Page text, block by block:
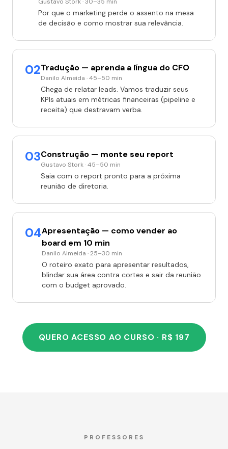
Por que o marketing perde o assento na mesa
de decisão e como mostrar sua relevância.
02Tradução — aprenda a língua do CFO
Danilo Almeida · 45–50 min
Chega de relatar leads. Vamos traduzir seus
KPIs atuais em métricas financeiras (pipeline e
receita) que destravam verba.
03Construção — monte seu report
Gustavo Stork · 45–50 min
Saia com o report pronto para a próxima
reunião de diretoria.
04Apresentação — como vender ao
board em 10 min
Danilo Almeida · 25–30 min
O roteiro exato para apresentar resultados,
blindar sua área contra cortes e sair da reunião
com o budget aprovado.
QUERO ACESSO AO CURSO · R$ 197
PROFESSORES